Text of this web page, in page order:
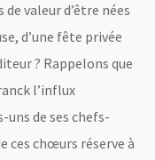
valeur d’être nées
d’une fête privée
? Rappelons que
l’influx
uns de ses chefs-
ces chœurs réserve à